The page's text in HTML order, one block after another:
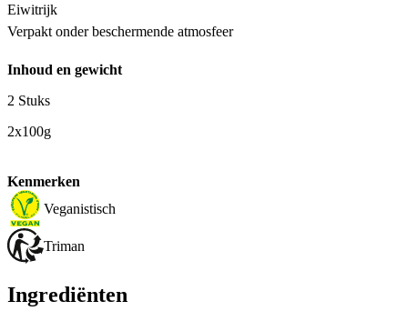
Eiwitrijk
Verpakt onder beschermende atmosfeer
Inhoud en gewicht
2 Stuks
2x100g
Kenmerken
Veganistisch
Triman
Ingrediënten